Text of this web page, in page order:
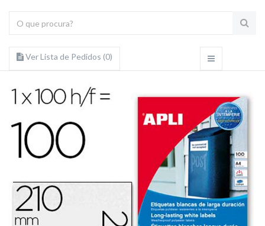
Ver Lista de Pedidos (0)